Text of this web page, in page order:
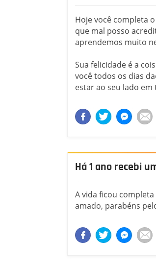
Hoje você completa
que mal posso
aprendemos muito
Sua felicidade é a
você todos os dias
estar ao seu lado
Há 1 ano recebi
A vida ficou
amado, parabéns